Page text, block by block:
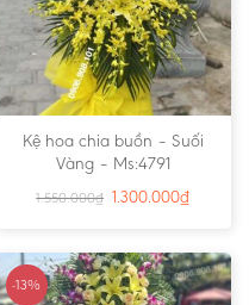
Kệ hoa chia buồn – Suối
Vàng – Ms:4791
1.550.000₫ 1.300.000₫
-13%